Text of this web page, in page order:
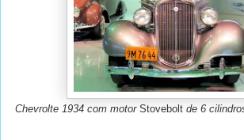
Chevrolte 1934 com motor Stoveboltde 6